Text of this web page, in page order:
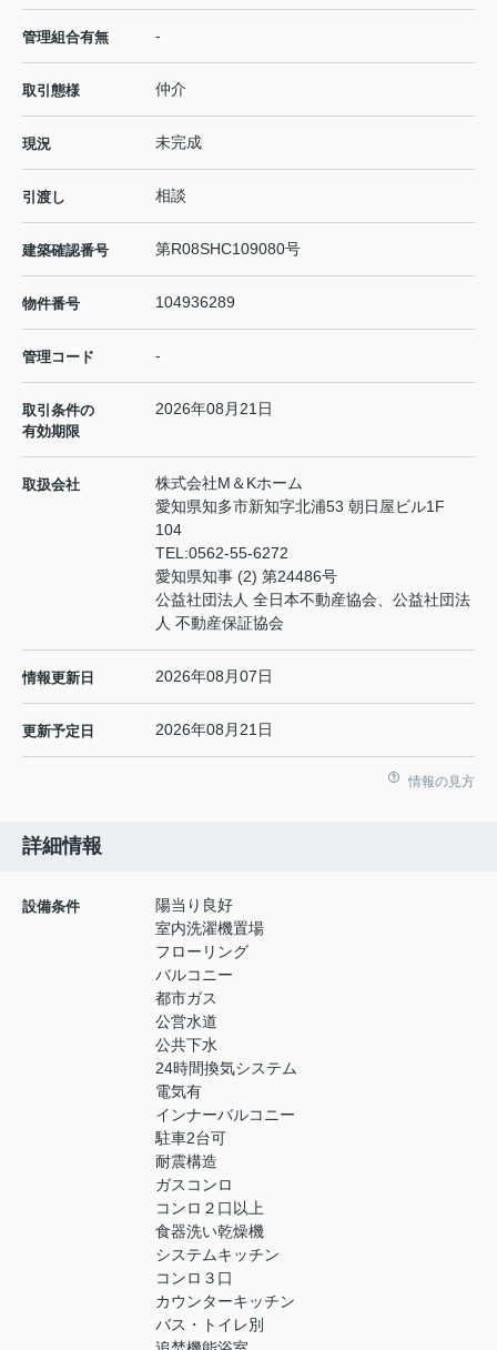
管理組合有無 -
取引態様 仲介
現況 未完成
引渡し 相談
建築確認番号 第R08SHC109080号
物件番号 104936289
管理コード -
取引条件の
有効期限
2026年08月21日
取扱会社
株式会社M＆Kホーム
愛知県知多市新知字北浦53 朝日屋ビル1F
104
TEL:0562-55-6272
愛知県知事 (2) 第24486号
公益社団法人 全日本不動産協会、公益社団法
人 不動産保証協会
情報更新日 2026年08月07日
更新予定日 2026年08月21日
情報の見方
詳細情報
設備条件
陽当り良好
室内洗濯機置場
フローリング
バルコニー
都市ガス
公営水道
公共下水
24時間換気システム
電気有
インナーバルコニー
駐車2台可
耐震構造
ガスコンロ
コンロ２口以上
食器洗い乾燥機
システムキッチン
コンロ３口
カウンターキッチン
バス・トイレ別